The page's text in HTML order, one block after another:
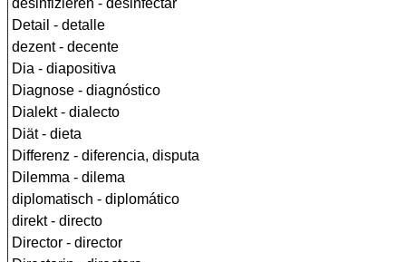
desinfizieren - desinfectar
Detail - detalle
dezent - decente
Dia - diapositiva
Diagnose - diagnóstico
Dialekt - dialecto
Diät - dieta
Differenz - diferencia, disputa
Dilemma - dilema
diplomatisch - diplomático
direkt - directo
Director - director